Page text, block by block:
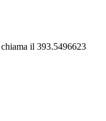
il 393.5496623